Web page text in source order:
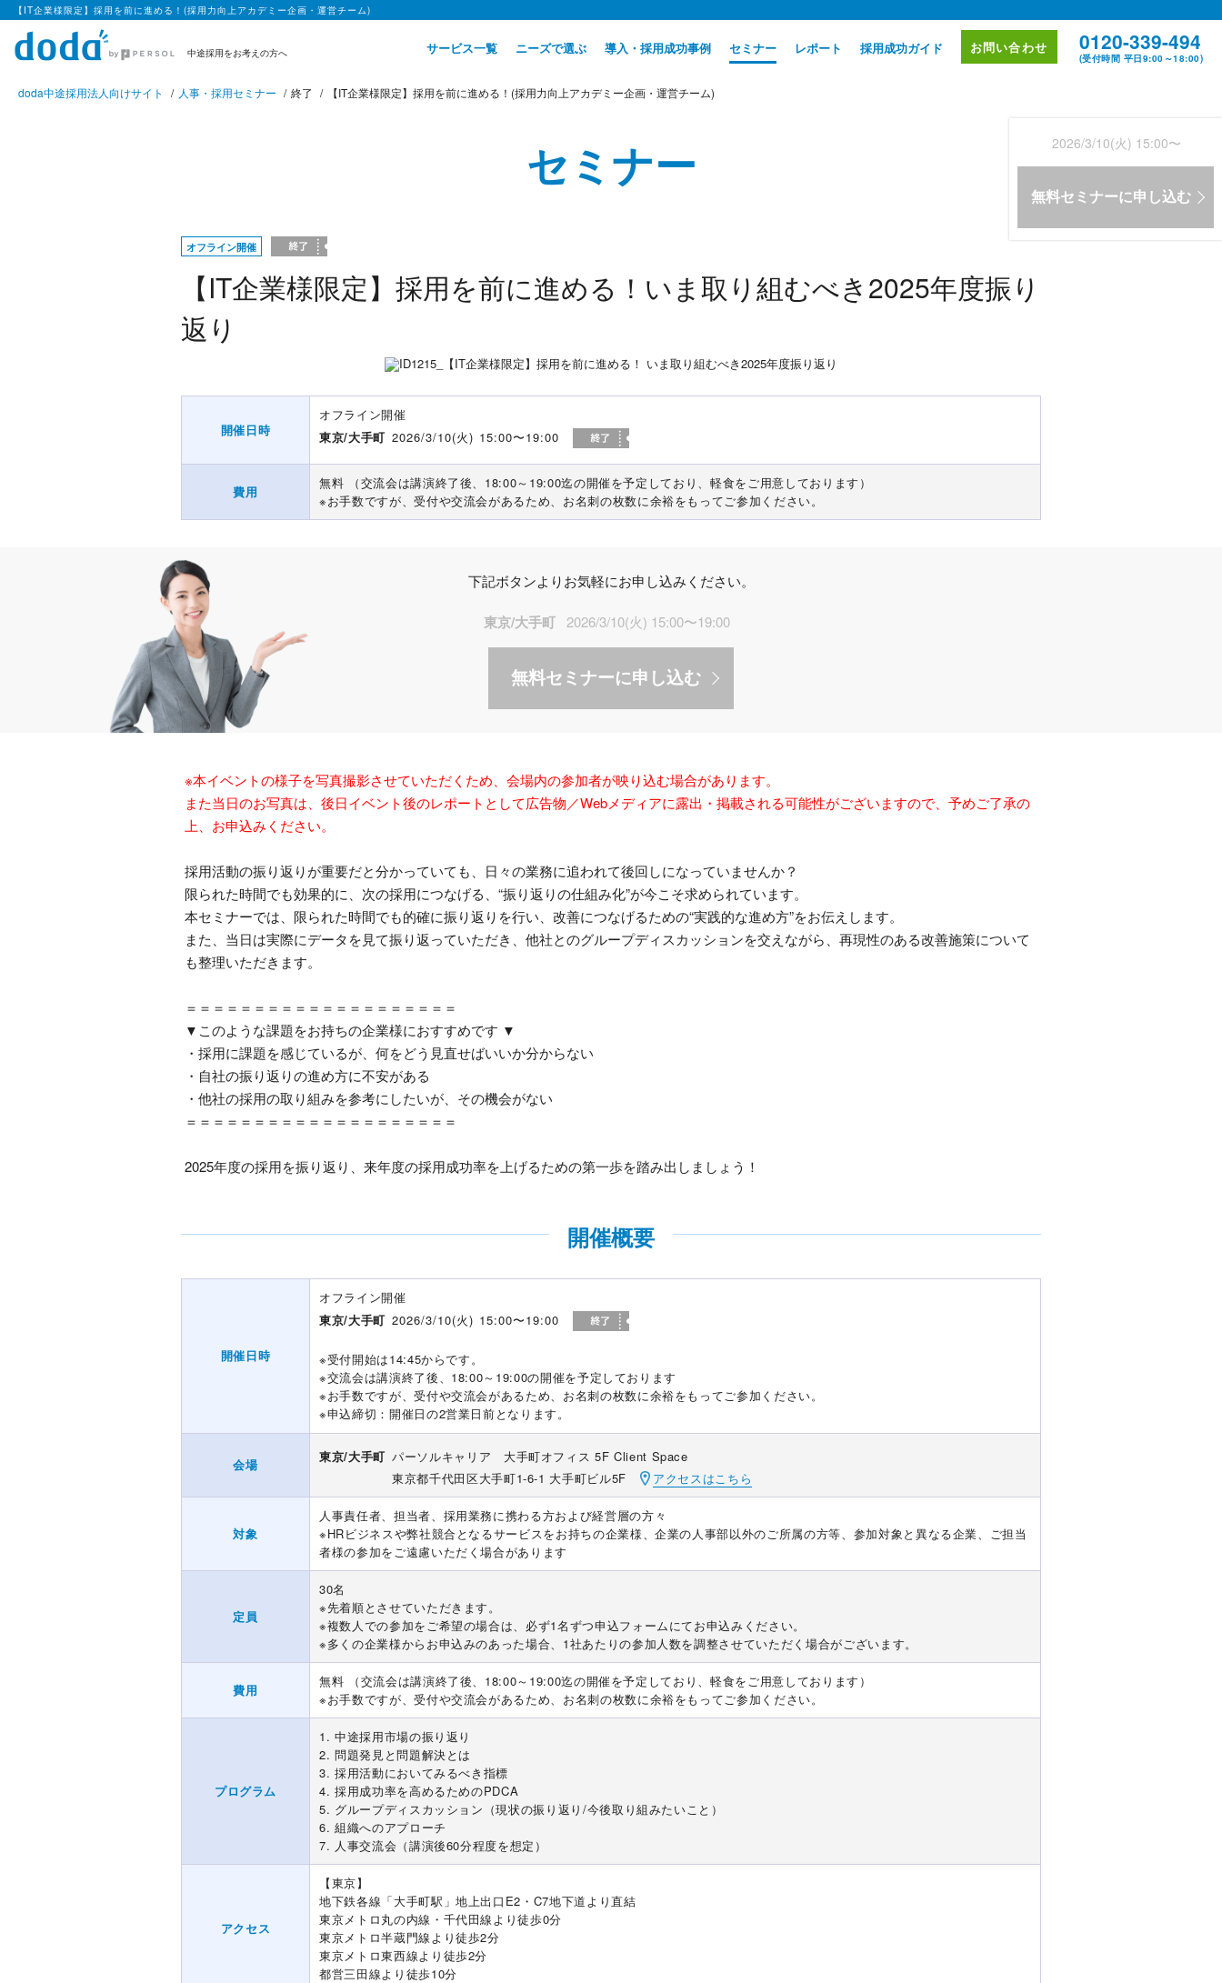
【IT企業様限定】採用を前に進める！(採用力向上アカデミー企画・運営チーム)
中途採用をお考えの方へ サービス一覧 ニーズで選ぶ 導入・採用成功事例 セミナー レポート 採用成功ガイド お問い合わせ 0120-339-494
(受付時間 平日9:00～18:00)
doda中途採用法人向けサイト 人事・採用セミナー 終了 【IT企業様限定】採用を前に進める！(採用力向上アカデミー企画・運営チーム)
セミナー
オフライン開催
【IT企業様限定】採用を前に進める！いま取り組むべき2025年度振り
返り
開催日時
オフライン開催
東京/大手町 2026/3/10(火) 15:00〜19:00
費用
無料 （交流会は講演終了後、18:00～19:00迄の開催を予定しており、軽食をご用意しております）
※お手数ですが、受付や交流会があるため、お名刺の枚数に余裕をもってご参加ください。
下記ボタンよりお気軽にお申し込みください。
東京/大手町 2026/3/10(火) 15:00〜19:00
無料セミナーに申し込む
※本イベントの様子を写真撮影させていただくため、会場内の参加者が映り込む場合があります。
また当日のお写真は、後日イベント後のレポートとして広告物／Webメディアに露出・掲載される可能性がございますので、予めご了承の
上、お申込みください。
採用活動の振り返りが重要だと分かっていても、日々の業務に追われて後回しになっていませんか？
限られた時間でも効果的に、次の採用につなげる、“振り返りの仕組み化”が今こそ求められています。
本セミナーでは、限られた時間でも的確に振り返りを行い、改善につなげるための“実践的な進め方”をお伝えします。
また、当日は実際にデータを見て振り返っていただき、他社とのグループディスカッションを交えながら、再現性のある改善施策について
も整理いただきます。
＝＝＝＝＝＝＝＝＝＝＝＝＝＝＝＝＝＝＝＝
▼ このような課題をお持ちの企業様におすすめです ▼
・採用に課題を感じているが、何をどう見直せばいいか分からない
・自社の振り返りの進め方に不安がある
・他社の採用の取り組みを参考にしたいが、その機会がない
＝＝＝＝＝＝＝＝＝＝＝＝＝＝＝＝＝＝＝＝
2025年度の採用を振り返り、来年度の採用成功率を上げるための第一歩を踏み出しましょう！
開催概要
開催日時
オフライン開催
東京/大手町 2026/3/10(火) 15:00〜19:00
※受付開始は14:45からです。
※交流会は講演終了後、18:00～19:00の開催を予定しております
※お手数ですが、受付や交流会があるため、お名刺の枚数に余裕をもってご参加ください。
※申込締切：開催日の2営業日前となります。
会場 東京/大手町 パーソルキャリア 大手町オフィス 5F Client Space
東京都千代田区大手町1-6-1 大手町ビル5F
アクセスはこちら
対象
人事責任者、担当者、採用業務に携わる方および経営層の方々
※HRビジネスや弊社競合となるサービスをお持ちの企業様、企業の人事部以外のご所属の方等、参加対象と異なる企業、ご担当
者様の参加をご遠慮いただく場合があります
定員
30名
※先着順とさせていただきます。
※複数人での参加をご希望の場合は、必ず1名ずつ申込フォームにてお申込みください。
※多くの企業様からお申込みのあった場合、1社あたりの参加人数を調整させていただく場合がございます。
費用
無料 （交流会は講演終了後、18:00～19:00迄の開催を予定しており、軽食をご用意しております）
※お手数ですが、受付や交流会があるため、お名刺の枚数に余裕をもってご参加ください。
プログラム
1. 中途採用市場の振り返り
2. 問題発見と問題解決とは
3. 採用活動においてみるべき指標
4. 採用成功率を高めるためのPDCA
5. グループディスカッション（現状の振り返り/今後取り組みたいこと）
6. 組織へのアプローチ
7. 人事交流会（講演後60分程度を想定）
アクセス
【東京】
地下鉄各線「大手町駅」地上出口E2・C7地下道より直結
東京メトロ丸の内線・千代田線より徒歩0分
東京メトロ半蔵門線より徒歩2分
東京メトロ東西線より徒歩2分
都営三田線より徒歩10分
2026/3/10(火) 15:00〜
無料セミナーに申し込む